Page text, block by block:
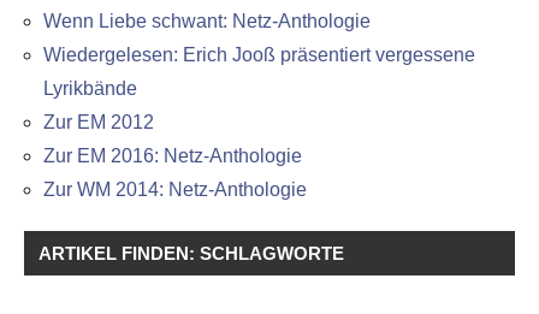
Wenn Liebe schwant: Netz-Anthologie
Wiedergelesen: Erich Jooß präsentiert vergessene
Lyrikbände
Zur EM 2012
Zur EM 2016: Netz-Anthologie
Zur WM 2014: Netz-Anthologie
ARTIKEL FINDEN: SCHLAGWORTE